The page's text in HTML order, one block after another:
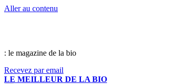
Aller au contenu
: le magazine de la bio
Recevez par email
LE MEILLEUR DE LA BIO